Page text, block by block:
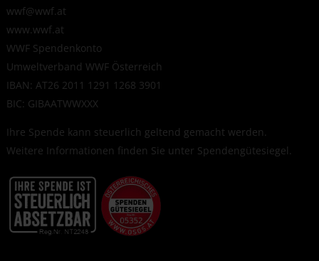
wwf@wwf.at
www.wwf.at
WWF Spendenkonto
Umweltverband WWF Österreich
IBAN: AT26 2011 1291 1268 3901
BIC: GIBAATWWXXX
Ihre Spende kann steuerlich geltend gemacht werden.
Weitere Informationen finden Sie unter Spendengütesiegel